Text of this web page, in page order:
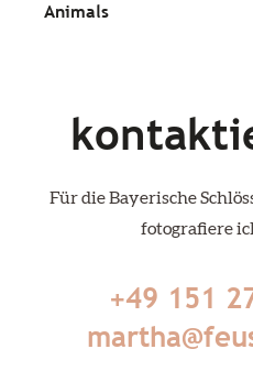
Animals
Für die Bayerische
fotografiere
+49 151